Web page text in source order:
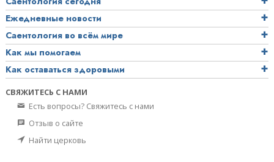
Ежедневные новости
Саентология во всём мире
Как мы помогаем
Как оставаться здоровыми
СВЯЖИТЕСЬ С НАМИ
Есть вопросы? Свяжитесь с нами
Отзыв о сайте
Найти церковь